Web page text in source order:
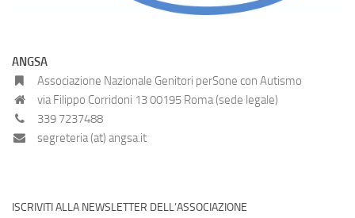
ANGSA
Associazione Nazionale Genitori perSone con Autismo
via Filippo Corridoni 13 00195 Roma (sede legale)
339 7237488
segreteria (at) angsa.it
ISCRIVITI ALLA NEWSLETTER DELL’ASSOCIAZIONE